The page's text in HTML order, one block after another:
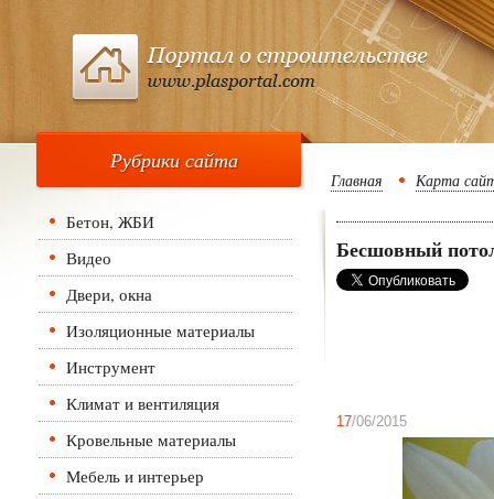
Рубрики сайта
Бетон, ЖБИ
Видео
Двери, окна
Изоляционные материалы
Инструмент
Климат и вентиляция
Кровельные материалы
Мебель и интерьер
Главная Карта
Бесшовный
17/06/2015